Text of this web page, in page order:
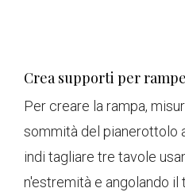
Crea supporti per rampe
Per creare la rampa,
sommità del pianerottolo
indi tagliare tre tavole
n'estremità e angolando il